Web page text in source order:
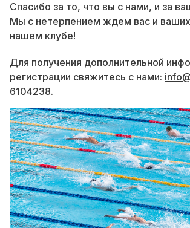
Спасибо за то, что вы с нами, и за
Мы с нетерпением ждем вас и
нашем клубе!
Для получения дополнительной
регистрации свяжитесь с нами:
6104238.